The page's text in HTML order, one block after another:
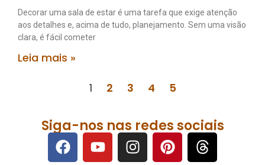
Decorar uma sala de estar é uma tarefa que exige atenção
aos detalhes e, acima de tudo, planejamento. Sem uma visão
clara, é fácil cometer
Leia mais »
1 2 3 4 5
Siga-nos nas redes sociais